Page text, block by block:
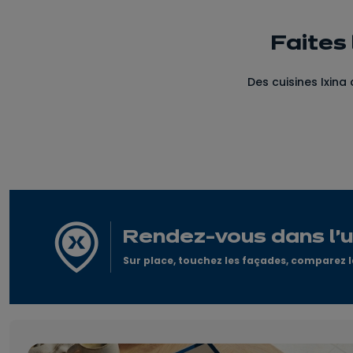
Faites
Des cuisines
Rendez-vous dans
Sur place, touchez les façades,